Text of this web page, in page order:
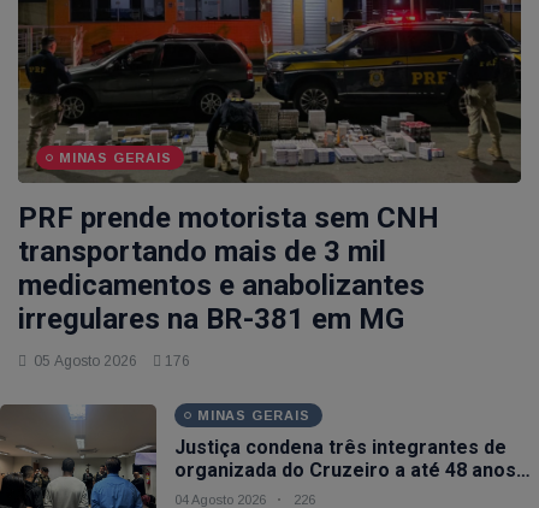
MINAS GERAIS
PRF prende motorista sem CNH
transportando mais de 3 mil
medicamentos e anabolizantes
irregulares na BR-381 em MG
05 Agosto 2026 176
MINAS GERAIS
Justiça condena três integrantes de
organizada do Cruzeiro a até 48 anos
de prisão por ataque fatal a ônibus em
04 Agosto 2026 226